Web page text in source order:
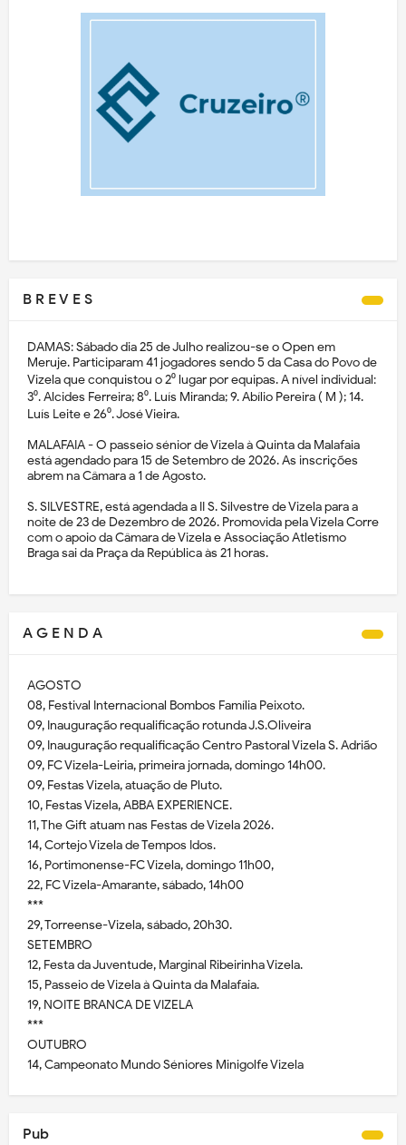
B R E V E S
DAMAS: Sábado dia 25 de Julho realizou-se o Open em
Meruje. Participaram 41 jogadores sendo 5 da Casa do Povo de
Vizela que conquistou o 2⁰ lugar por equipas. A nível individual:
3⁰. Alcides Ferreira; 8⁰. Luís Miranda; 9. Abílio Pereira ( M ); 14.
Luís Leite e 26⁰. José Vieira.
MALAFAIA - O passeio sénior de Vizela à Quinta da Malafaia
está agendado para 15 de Setembro de 2026. As inscrições
abrem na Câmara a 1 de Agosto.
S. SILVESTRE, está agendada a II S. Silvestre de Vizela para a
noite de 23 de Dezembro de 2026. Promovida pela Vizela Corre
com o apoio da Câmara de Vizela e Associação Atletismo
Braga sai da Praça da República às 21 horas.
A G E N D A
AGOSTO
08, Festival Internacional Bombos Família Peixoto.
09, Inauguração requalificação rotunda J.S.Oliveira
09, Inauguração requalificação Centro Pastoral Vizela S. Adrião
09, FC Vizela-Leiria, primeira jornada, domingo 14h00.
09, Festas Vizela, atuação de Pluto.
10, Festas Vizela, ABBA EXPERIENCE.
11, The Gift atuam nas Festas de Vizela 2026.
14, Cortejo Vizela de Tempos Idos.
16, Portimonense-FC Vizela, domingo 11h00,
22, FC Vizela-Amarante, sábado, 14h00
***
29, Torreense-Vizela, sábado, 20h30.
SETEMBRO
12, Festa da Juventude, Marginal Ribeirinha Vizela.
15, Passeio de Vizela à Quinta da Malafaia.
19, NOITE BRANCA DE VIZELA
***
OUTUBRO
14, Campeonato Mundo Séniores Minigolfe Vizela
Pub